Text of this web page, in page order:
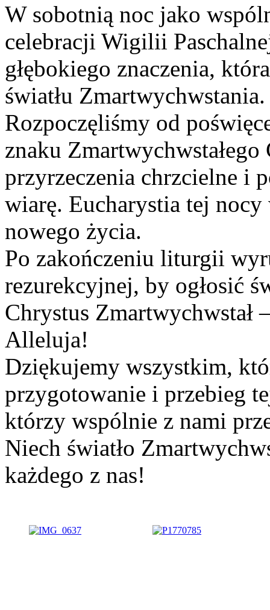
W sobotnią noc jako
celebracji Wigilii
głębokiego znaczenia,
światłu Zmartwychwstania.
Rozpoczęliśmy od
znaku
przyrzeczenia chrzcielne i
wiarę. Eucharystia tej nocy
nowego życia.
Po zakończeniu liturgii
rezurekcyjnej, by ogłosić
Chrystus Zmartwychwstał
Alleluja!
Dziękujemy wszystkim,
przygotowanie i przebieg
którzy wspólnie z nami
Niech światło
każdego z nas!